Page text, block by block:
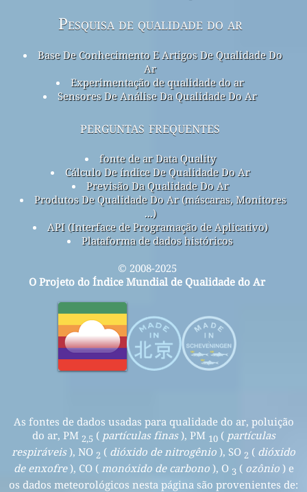
Pesquisa de qualidade do ar
Base De Conhecimento E Artigos De Qualidade Do
Ar
Experimentação de qualidade do ar
Sensores De Análise Da Qualidade Do Ar
perguntas frequentes
fonte de ar Data Quality
Cálculo De índice De Qualidade Do Ar
Previsão Da Qualidade Do Ar
Produtos De Qualidade Do Ar (máscaras, Monitores
...)
API (Interface de Programação de Aplicativo)
Plataforma de dados históricos
© 2008-2025
O Projeto do Índice Mundial de Qualidade do Ar
As fontes de dados usadas para qualidade do ar, poluição
do ar, PM 2,5 ( partículas finas), PM 10( partículas
respiráveis), NO 2 ( dióxido de nitrogênio ), SO 2 ( dióxido
de enxofre), CO ( monóxido de carbono), O 3 ( ozônio) e
os dados meteorológicos nesta página são provenientes de: